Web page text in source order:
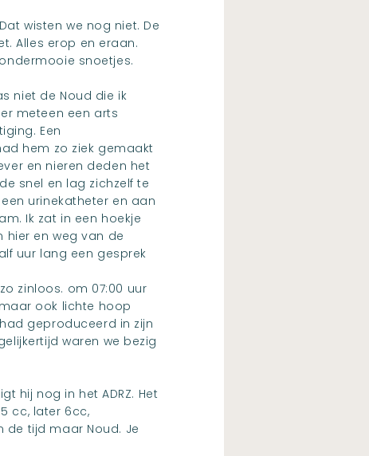
wisten we nog niet. De
Alles erop en eraan.
snoetjes.
niet de Noud die ik
meteen een arts
Een
hem zo ziek gemaakt
en nieren deden het
snel en lag zichzelf te
urinekatheter en aan
Ik zat in een hoekje
hier en weg van de
uur lang een gesprek
zinloos. om 07:00 uur
ook lichte hoop
geproduceerd in zijn
waren we bezig
hij nog in het ADRZ. Het
cc, later 6cc,
de tijd maar Noud. Je